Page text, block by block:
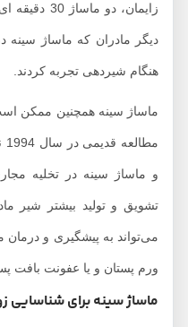
زایمان، دو ماساژ
دیگر مادران که ماساژ سینه
هنگام شیردهی تجربه کردند.
ماساژ سینه همچنین ممکن است
مطالعه
و ماساژ سینه در تخلیه مجاری
تشویق و تولید بیشتر شیر
می‌تواند به پیشگیری و درمان
ورم پستان و یا عفونت بافت پستان
ماساژ سینه برای شناسایی